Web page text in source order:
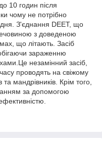
10 годин після
чому не потрібно
З'єднання DEET, що
з доведеною
що літають. Засіб
зараженню
незамінний засіб,
проводять на свіжому
мандрівників. Крім того,
за допомогою